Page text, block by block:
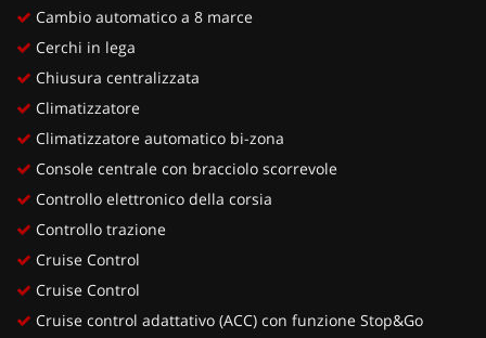
Cambio automatico a 8 marce
Cerchi in lega
Chiusura centralizzata
Climatizzatore
Climatizzatore automatico bi-zona
Console centrale con bracciolo scorrevole
Controllo elettronico della corsia
Controllo trazione
Cruise Control
Cruise Control
Cruise control adattativo (ACC) con funzione Stop&Go